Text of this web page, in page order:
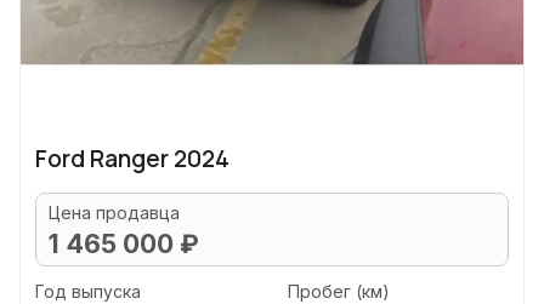
Ford Ranger 2024
Цена продавца
1 465 000 ₽
Год выпуска Пробег (км)